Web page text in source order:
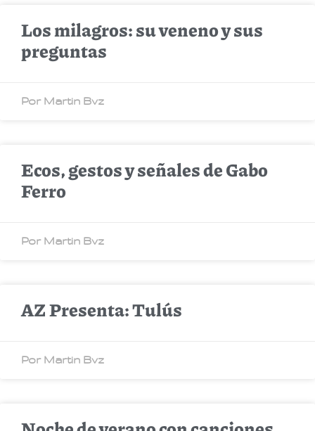
Los milagros: su veneno y sus
preguntas
Por Martin Bvz
Ecos, gestos y señales de Gabo
Ferro
Por Martin Bvz
AZ Presenta: Tulús
Por Martin Bvz